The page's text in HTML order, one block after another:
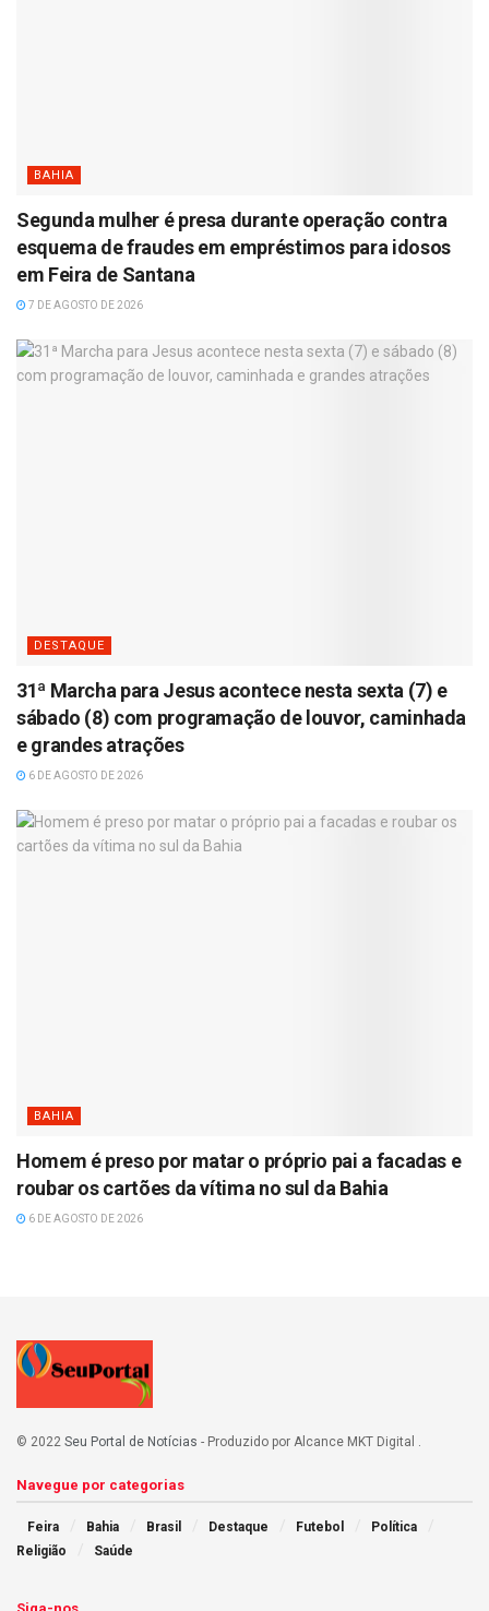
BAHIA
Segunda mulher é presa durante operação contra
esquema de fraudes em empréstimos para idosos
em Feira de Santana
7 DE AGOSTO DE 2026
DESTAQUE
31ª Marcha para Jesus acontece nesta sexta (7) e
sábado (8) com programação de louvor, caminhada
e grandes atrações
6 DE AGOSTO DE 2026
BAHIA
Homem é preso por matar o próprio pai a facadas e
roubar os cartões da vítima no sul da Bahia
6 DE AGOSTO DE 2026
© 2022 Seu Portal de Notícias - Produzido por Alcance MKT Digital .
Navegue por categorias
Feira Bahia Brasil Destaque Futebol
Política
Religião
Saúde